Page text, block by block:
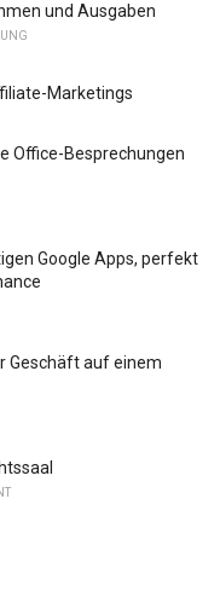
und Ausgaben
Marketings
Office-Besprechungen
Google Apps, perfekt
Geschäft auf einem